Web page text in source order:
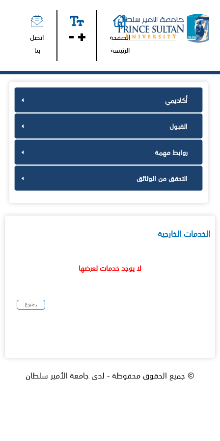
الصفحة
الرئيسة
اتصل
بنا
أكاديمي
القبول
روابط مهمة
التحقق من الوثائق
الخدمات الخارجية
لا يوجد خدمات لعرضها
© جميع الحقوق محفوظة - لدى جامعة الأمير سلطان